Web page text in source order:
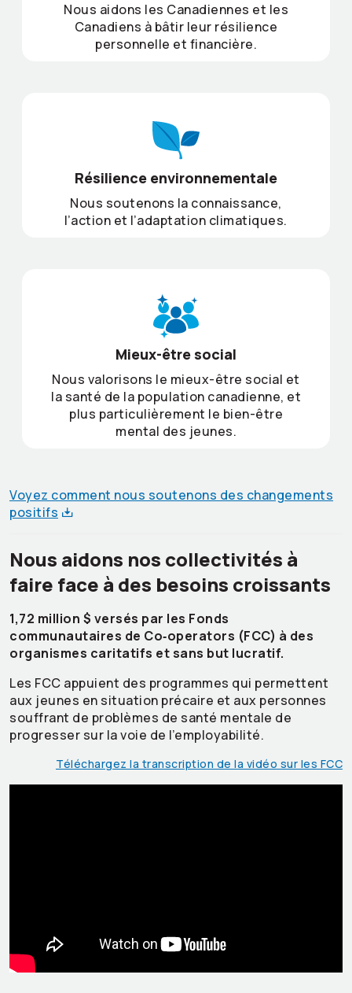
Nous aidons les Canadiennes et les
Canadiens à bâtir leur résilience
personnelle et financière.
Résilience environnementale
Nous soutenons la connaissance,
l’action et l’adaptation climatiques.
Mieux-être social
Nous valorisons le mieux-être social et
la santé de la population canadienne, et
plus particulièrement le bien-être
mental des jeunes.
Voyez comment nous soutenons des changements
positifs
Nous aidons nos collectivités à
faire face à des besoins croissants
1,72 million $ versés par les Fonds
communautaires de Co‑operators (FCC) à des
organismes caritatifs et sans but lucratif.
Les FCC appuient des programmes qui permettent
aux jeunes en situation précaire et aux personnes
souffrant de problèmes de santé mentale de
progresser sur la voie de l’employabilité.
Téléchargez la transcription de la vidéo sur les FCC